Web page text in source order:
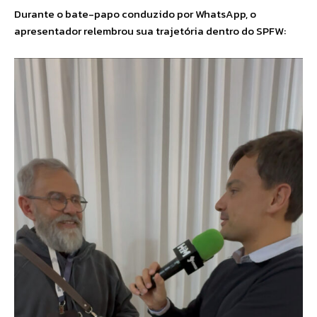
Durante o bate-papo conduzido por WhatsApp, o
apresentador relembrou sua trajetória dentro do SPFW: